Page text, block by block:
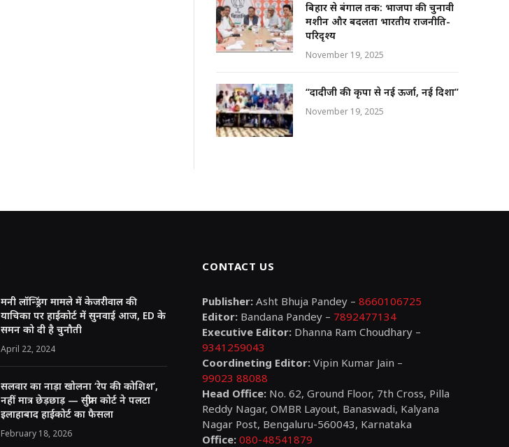
बिहार से बंगाल तक: भाजपा की चुनावी
मशीन और बदलता भारतीय राजनीति-
परिदृश्य
November 19, 2025
“दादीजी की कृपा से नई ऊर्जा, नई दिशा”
November 19, 2025
मनी लॉन्ड्रिंग मामले में केजरीवाल की
याचिका पर हाईकोर्ट में सुनवाई आज, ED के
समन को दी है चुनौती
April 22, 2024
सलवार का नाड़ा खोलना ‘रेप की कोशिश’,
नहीं मात्र छेड़छाड़ — सुप्रीम कोर्ट ने पलटा
इलाहाबाद हाईकोर्ट का फैसला
February 18, 2026
CONTACT US
Publisher: Asht Bhuja Pandey –8660106725
Editor: Bandana Pandey – 7892477134
Executive Editor: Dhanna Ram Choudhary –
9341259043
Coordineting Editor: Vipin Kumar Jain –
99023 88088
Head Office: No. 62, Ground Floor, 7th Cross, Pilla
Reddy Nagar, OMBR Layout, Banaswadi, Kalyana
Nagar Post, Bengaluru-560043, Karnataka
Office: 080-48541879